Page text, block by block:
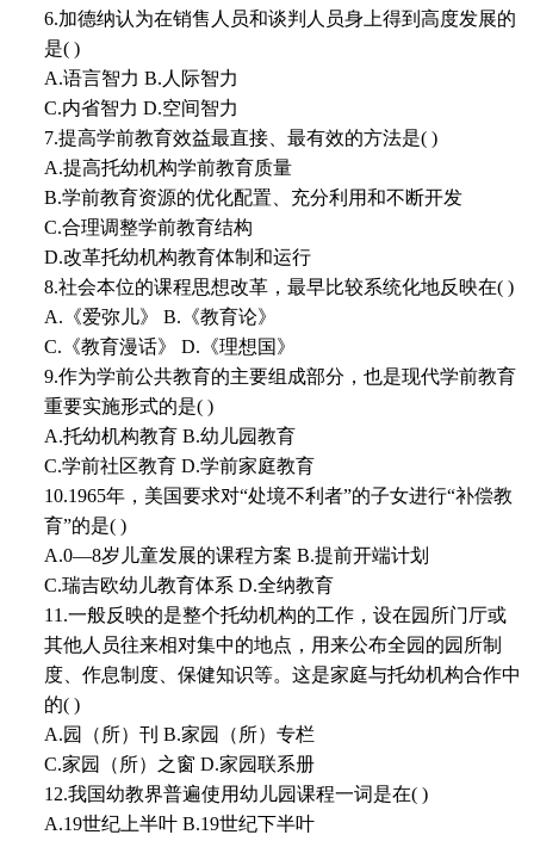
6.加德纳认为在销售人员和谈判人员身上得到高度发展的
是( )
A.语言智力 B.人际智力
C.内省智力 D.空间智力
7.提高学前教育效益最直接、最有效的方法是( )
A.提高托幼机构学前教育质量
B.学前教育资源的优化配置、充分利用和不断开发
C.合理调整学前教育结构
D.改革托幼机构教育体制和运行
8.社会本位的课程思想改革，最早比较系统化地反映在( )
A.《爱弥儿》 B.《教育论》
C.《教育漫话》 D.《理想国》
9.作为学前公共教育的主要组成部分，也是现代学前教育
重要实施形式的是( )
A.托幼机构教育 B.幼儿园教育
C.学前社区教育 D.学前家庭教育
10.1965年，美国要求对“处境不利者”的子女进行“补偿教
育”的是( )
A.0—8岁儿童发展的课程方案 B.提前开端计划
C.瑞吉欧幼儿教育体系 D.全纳教育
11.一般反映的是整个托幼机构的工作，设在园所门厅或
其他人员往来相对集中的地点，用来公布全园的园所制
度、作息制度、保健知识等。这是家庭与托幼机构合作中
的( )
A.园（所）刊 B.家园（所）专栏
C.家园（所）之窗 D.家园联系册
12.我国幼教界普遍使用幼儿园课程一词是在( )
A.19世纪上半叶 B.19世纪下半叶